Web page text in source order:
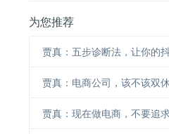
为您推荐
贾真：五步诊断法，让你的
贾真：电商公司，该不该双
贾真：现在做电商，不要追